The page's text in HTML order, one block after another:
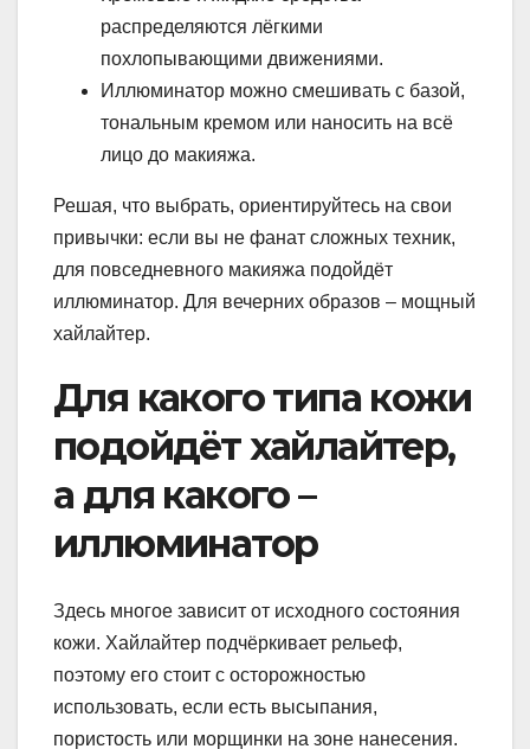
распределяются лёгкими
похлопывающими движениями.
Иллюминатор можно смешивать с базой,
тональным кремом или наносить на всё
лицо до макияжа.
Решая, что выбрать, ориентируйтесь на свои
привычки: если вы не фанат сложных техник,
для повседневного макияжа подойдёт
иллюминатор. Для вечерних образов – мощный
хайлайтер.
Для какого типа кожи
подойдёт хайлайтер,
а для какого –
иллюминатор
Здесь многое зависит от исходного состояния
кожи. Хайлайтер подчёркивает рельеф,
поэтому его стоит с осторожностью
использовать, если есть высыпания,
пористость или морщинки на зоне нанесения.